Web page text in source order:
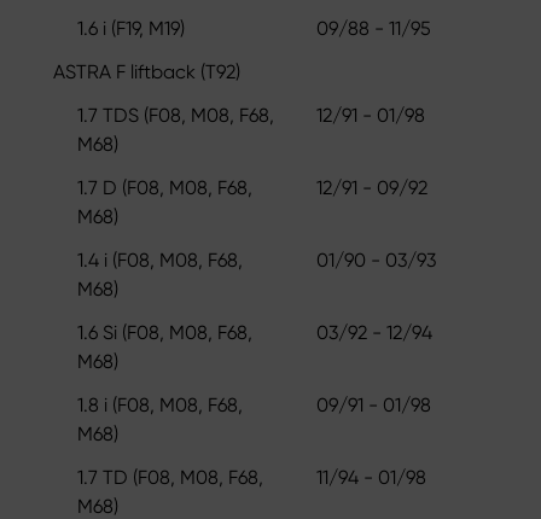
1.6 i (F19, M19)
09/88 - 11/95
ASTRA F liftback (T92)
1.7 TDS (F08, M08, F68,
M68)
12/91 - 01/98
1.7 D (F08, M08, F68,
M68)
12/91 - 09/92
1.4 i (F08, M08, F68,
M68)
01/90 - 03/93
1.6 Si (F08, M08, F68,
M68)
03/92 - 12/94
1.8 i (F08, M08, F68,
M68)
09/91 - 01/98
1.7 TD (F08, M08, F68,
M68)
11/94 - 01/98